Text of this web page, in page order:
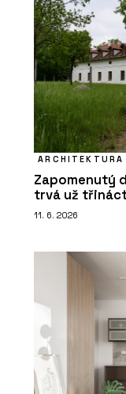
ARCHITEKTURA
Zapomenutý
trvá už
11. 6. 2026